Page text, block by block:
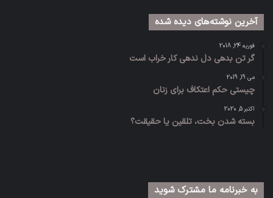
آخرین نوشته‌های دیده شده
فوریه 24, 2018
گر تن بدهی دل ندهی کار خراب است
می 19, 2019
چیستی حکم اعتکاف برای زنان
اکتبر 5, 2020
بسته شدن بخت، تلقین یا حقیقت؟
به خبرنامه‌‌ ما مشترک شوید